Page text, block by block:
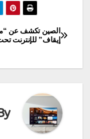
تصفّح
الصين تكشف عن
إيقاف” للإنترنت